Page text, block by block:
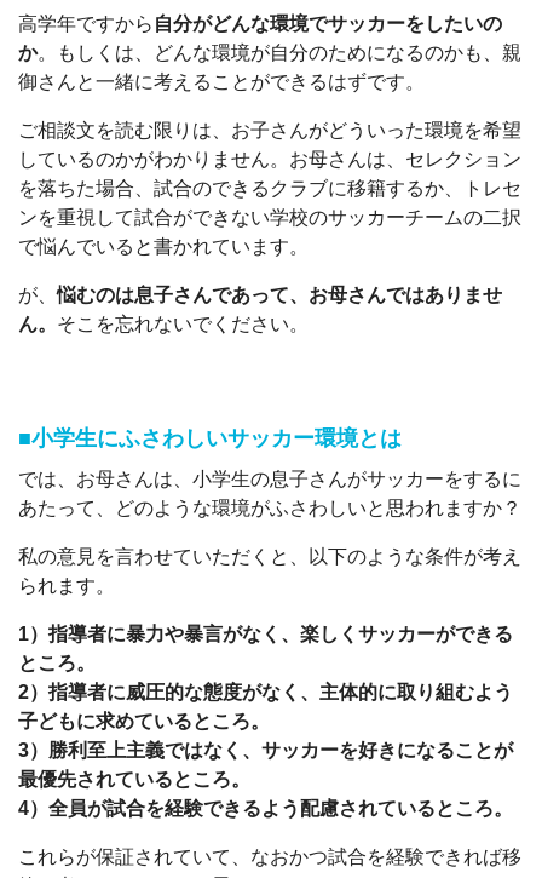
高学年ですから 自分がどんな環境でサッカーをしたいの
か。もしくは、どんな環境が自分のためになるのかも、親
御さんと一緒に考えることができるはずです。
ご相談文を読む限りは、お子さんがどういった環境を希望
しているのかがわかりません。お母さんは、セレクション
を落ちた場合、試合のできるクラブに移籍するか、トレセ
ンを重視して試合ができない学校のサッカーチームの二択
で悩んでいると書かれています。
が、悩むのは息子さんであって、お母さんではありませ
ん。 そこを忘れないでください。
■小学生にふさわしいサッカー環境とは
では、お母さんは、小学生の息子さんがサッカーをするに
あたって、どのような環境がふさわしいと思われますか？
私の意見を言わせていただくと、以下のような条件が考え
られます。
1）指導者に暴力や暴言がなく、楽しくサッカーができる
ところ。
2）指導者に威圧的な態度がなく、主体的に取り組むよう
子どもに求めているところ。
3）勝利至上主義ではなく、サッカーを好きになることが
最優先されているところ。
4）全員が試合を経験できるよう配慮されているところ。
これらが保証されていて、なおかつ試合を経験できれば移